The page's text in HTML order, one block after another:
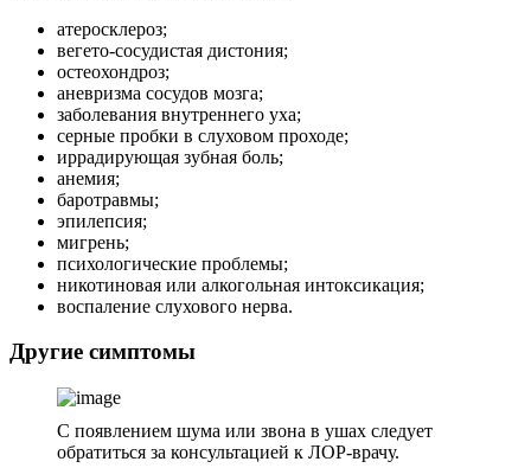
атеросклероз;
вегето-сосудистая дистония;
остеохондроз;
аневризма сосудов мозга;
заболевания внутреннего уха;
серные пробки в слуховом проходе;
иррадирующая зубная боль;
анемия;
баротравмы;
эпилепсия;
мигрень;
психологические проблемы;
никотиновая или алкогольная интоксикация;
воспаление слухового нерва.
Другие симптомы
С появлением шума или звона в ушах следует
обратиться за консультацией к ЛОР-врачу.